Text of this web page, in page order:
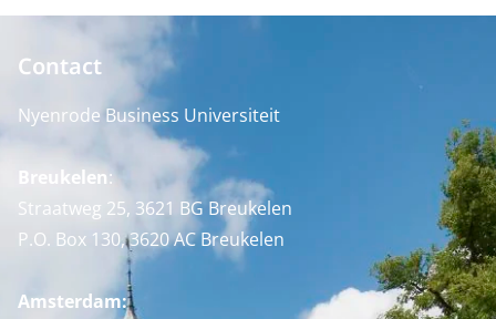
Contact
Nyenrode Business Universiteit
Breukelen:
Straatweg 25, 3621 BG Breukelen
P.O. Box 130, 3620 AC Breukelen
Amsterdam: